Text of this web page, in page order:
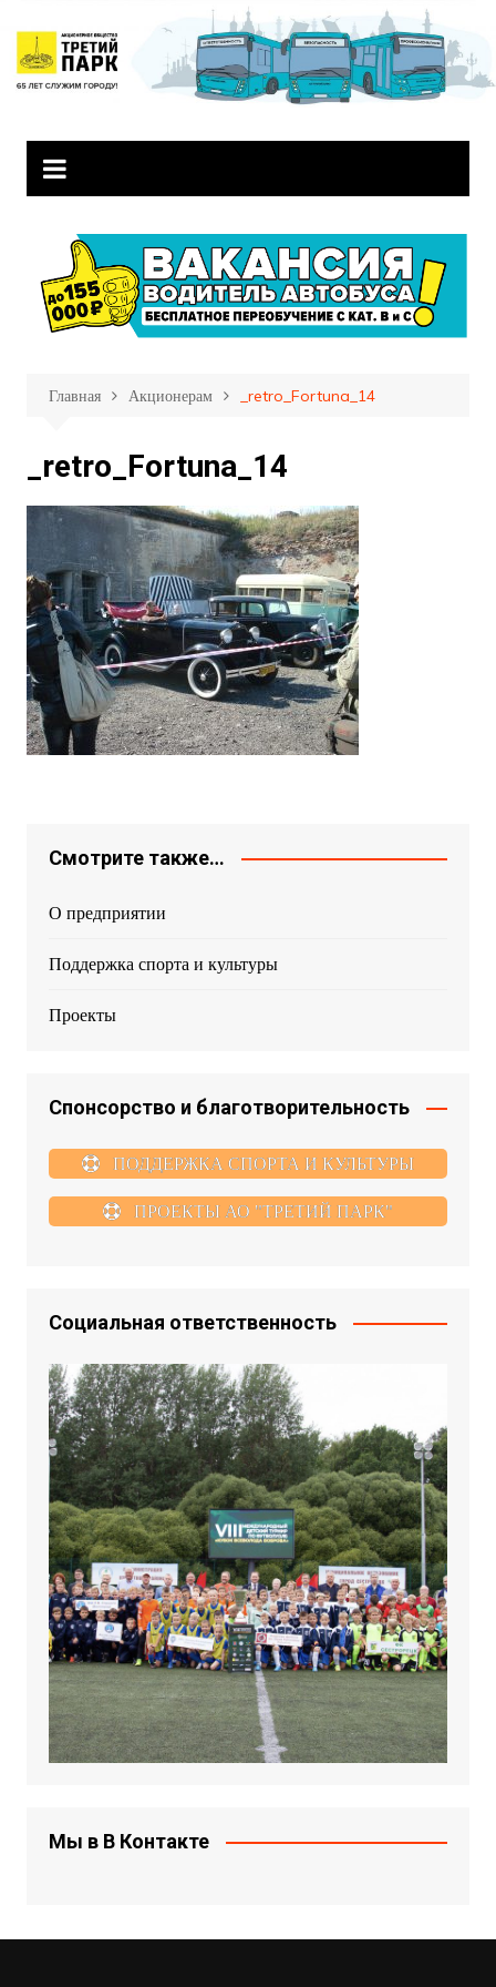
содержимому
Главная Акционерам _retro_Fortuna_14
_retro_Fortuna_14
Смотрите также…
О предприятии
Поддержка спорта и культуры
Проекты
Спонсорство и благотворительность
ПОДДЕРЖКА СПОРТА И КУЛЬТУРЫ
ПРОЕКТЫ АО "ТРЕТИЙ ПАРК"
Социальная ответственность
Мы в В Контакте